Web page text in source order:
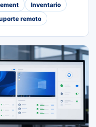
Inventario
remoto